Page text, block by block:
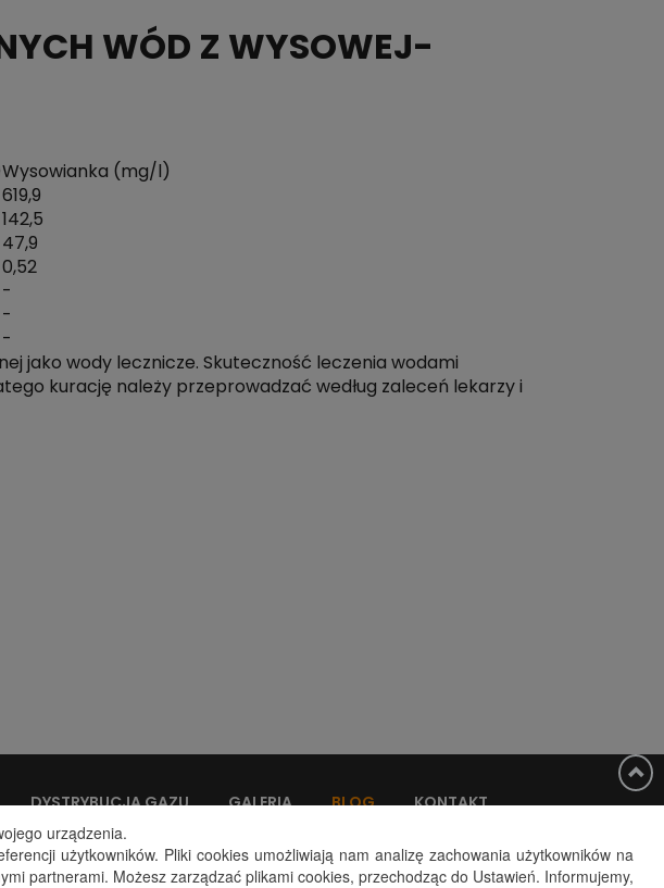
WÓD Z WYSOWEJ-
Wysowianka (mg/l)
619,9
142,5
47,9
0,52
-
-
-
jako wody lecznicze. Skuteczność leczenia wodami
kurację należy przeprowadzać według zaleceń lekarzy i
DYSTRYBUCJA GAZU GALERIA BLOG KONTAKT
Polityka prywatności
urządzenia.
użytkowników. Pliki cookies umożliwiają nam analizę zachowania użytkowników na
partnerami. Możesz zarządzać plikami cookies, przechodząc do Ustawień. Informujemy,